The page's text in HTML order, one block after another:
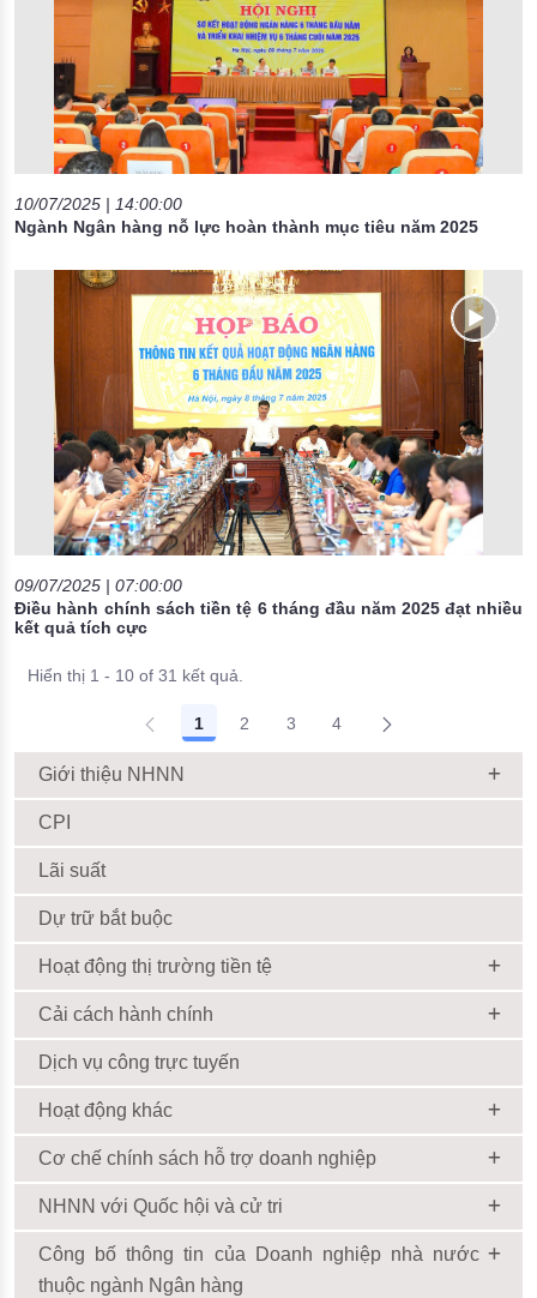
10/07/2025 | 14:00:00
Ngành Ngân hàng nỗ lực hoàn thành mục tiêu năm 2025
09/07/2025 | 07:00:00
Điều hành chính sách tiền tệ 6 tháng đầu năm 2025 đạt nhiều
kết quả tích cực
Hiển thị 1 - 10 of 31 kết quả.
1 2 3 4
Giới thiệu NHNN
CPI
Lãi suất
Dự trữ bắt buộc
Hoạt động thị trường tiền tệ
Cải cách hành chính
Dịch vụ công trực tuyến
Hoạt động khác
Cơ chế chính sách hỗ trợ doanh nghiệp
NHNN với Quốc hội và cử tri
Công bố thông tin của Doanh nghiệp nhà nước
thuộc ngành Ngân hàng